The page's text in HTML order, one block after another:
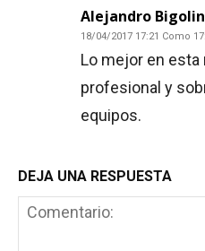
Alejandro
18/04/2017 17:21 Como
Lo mejor en esta
profesional y
equipos.
DEJA UNA RESPUESTA